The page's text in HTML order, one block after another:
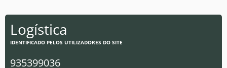
Logística
IDENTIFICADO PELOS UTILIZADORES DO SITE
935399036